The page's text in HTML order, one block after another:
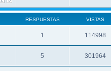
RESPUESTAS VISTAS
1 114998
5 301964